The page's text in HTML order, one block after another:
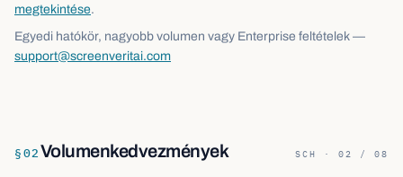
megtekintése.
Egyedi hatókör, nagyobb volumen vagy Enterprise feltételek —
support@screenveritai.com
§02Volumenkedvezmények SCH · 02 / 08